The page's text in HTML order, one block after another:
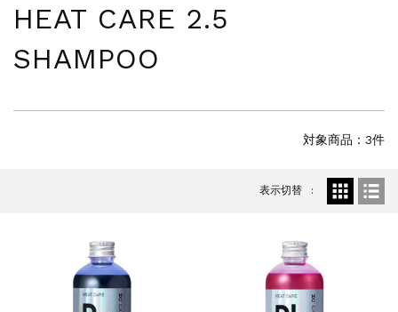
NEWS
2025.7.15
NEWS
2025.4.28
夏季休暇に伴う配送休業のお知らせ...
2025.4.28
ゴールデンウィーク期間中の商品発送とカス...
HEAT CARE 2.5
SHAMPOO
対象商品：3件
表示切替